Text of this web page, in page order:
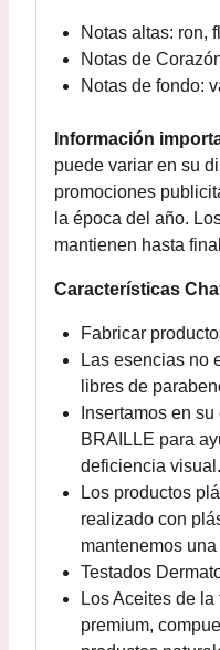
Notas altas: ron,
Notas de
Notas de fondo:
Información
puede variar en su
promociones
la época del año.
mantienen hasta
Características
Fabricar
Las esencias no
libres de
Insertamos en
BRAILLE para
deficiencia visual.
Los productos
realizado con
mantenemos
Testados
Los Aceites de
premium,